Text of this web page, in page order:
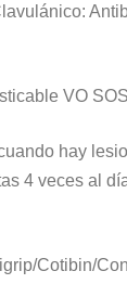
VO SOS
hay
4 veces al
Cotibin/